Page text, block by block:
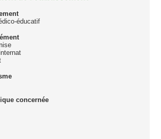
éducatif
concernée